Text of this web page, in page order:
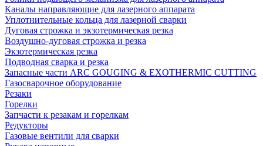
Каналы направляющие для лазерного аппарата
Уплотнительные кольца для лазерной сварки
Дуговая строжка и экзотермическая резка
Воздушно-дуговая строжка и резка
Экзотермическая резка
Подводная сварка и резка
Запасные части ARC GOUGING & EXOTHERMIC CUTTING
Газосварочное оборудование
Резаки
Горелки
Запчасти к резакам и горелкам
Редукторы
Газовые вентили для сварки